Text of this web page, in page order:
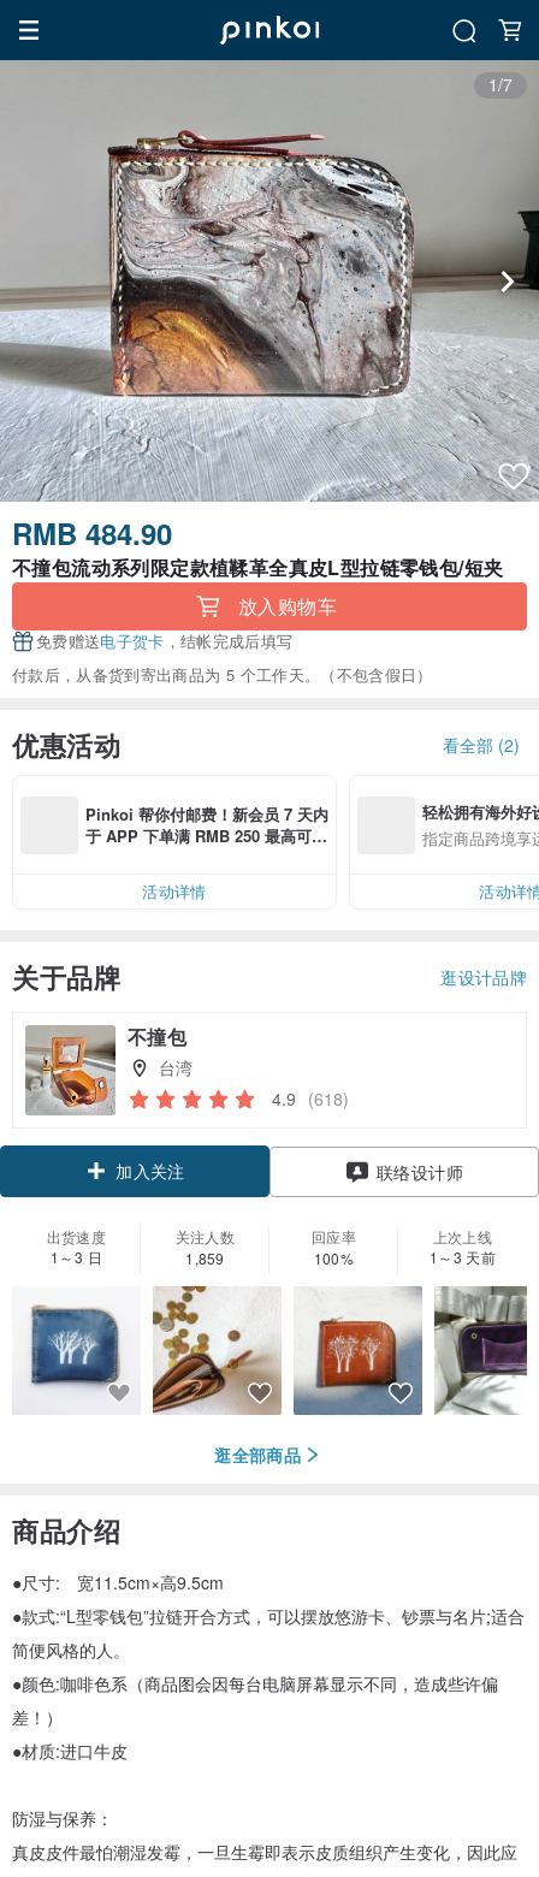
1/7
RMB 484.90
不撞包流动系列限定款植鞣革全真皮L型拉链零钱包/短夹
放入购物车
免费赠送电子贺卡 ，结帐完成后填写
付款后，从备货到寄出商品为 5 个工作天。（不包含假日）
优惠活动 看全部 (2)
Pinkoi 帮你付邮费！新会员 7 天内
于 APP 下单满 RMB 250 最高可折
活动详情
轻松拥有海外好
指定商品跨境享
活动详
关于品牌 逛设计品牌
不撞包
台湾
4.9 (618)
加入关注 联络设计师
出货速度
1～3 日
关注人数
1,859
回应率
100%
上次上线
1～3 天前
逛全部商品
商品介绍
●尺寸: 宽11.5cm×高9.5cm
●款式:“L型零钱包”拉链开合方式，可以摆放悠游卡、钞票与名片;适合
简便风格的人。
●颜色:咖啡色系（商品图会因每台电脑屏幕显示不同，造成些许偏
差！）
●材质:进口牛皮
防湿与保养：
真皮皮件最怕潮湿发霉，一旦生霉即表示皮质组织产生变化，因此应